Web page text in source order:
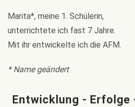
Marita*, meine 1. Schülerin,
unterrichtete ich fast 7 Jahre.
Mit ihr entwickelte ich die AFM.
* Name geändert
Entwicklung - Erfolge